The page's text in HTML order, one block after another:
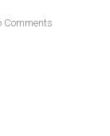
Comments